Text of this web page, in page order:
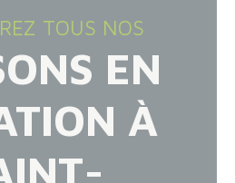
Face
boo
k
TOUS NOS
EN
À